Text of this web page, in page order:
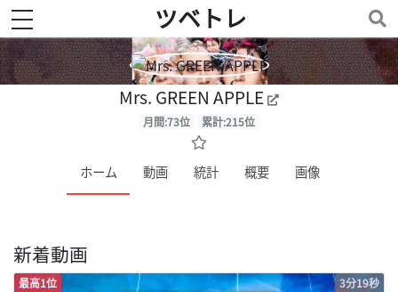
toggle navigation ツベトレ
Mrs. GREEN APPLE
月間:73位 累計:215位
ホーム 動画 統計 概要 画像
新着動画
最高1位 3分19秒